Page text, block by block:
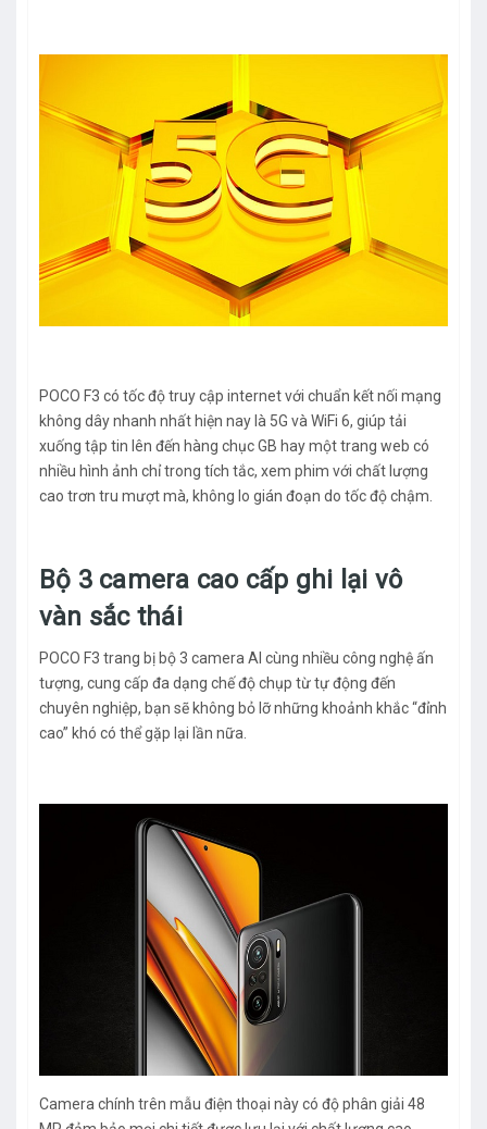
POCO F3 có tốc độ truy cập internet với chuẩn kết nối mạng
không dây nhanh nhất hiện nay là 5G và WiFi 6, giúp tải
xuống tập tin lên đến hàng chục GB hay một trang web có
nhiều hình ảnh chỉ trong tích tắc, xem phim với chất lượng
cao trơn tru mượt mà, không lo gián đoạn do tốc độ chậm.
Bộ 3 camera cao cấp ghi lại vô
vàn sắc thái
POCO F3 trang bị bộ 3 camera AI cùng nhiều công nghệ ấn
tượng, cung cấp đa dạng chế độ chụp từ tự động đến
chuyên nghiệp, bạn sẽ không bỏ lỡ những khoảnh khắc “đỉnh
cao” khó có thể gặp lại lần nữa.
Camera chính trên mẫu điện thoại này có độ phân giải 48